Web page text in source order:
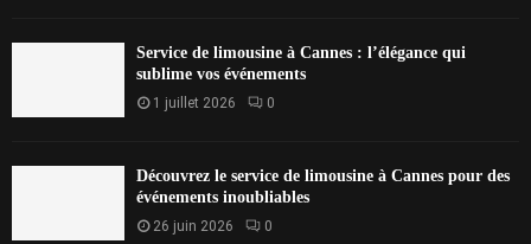
Service de limousine à Cannes : l’élégance qui
sublime vos événements
1 juillet 2026 0
Découvrez le service de limousine à Cannes pour des
événements inoubliables
26 juin 2026 0